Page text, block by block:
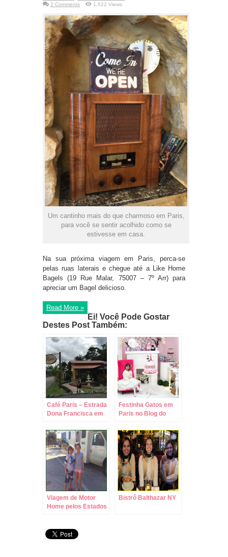
2 Comments
1,522 Views
Um cantinho mais do que charmoso em Paris,
para você se sentir acolhido como se
estivesse em casa.
Na sua próxima viagem em Paris, perca-se
pelas ruas laterais e chegue até a Like Home
Bagels (19 Rue Malar, 75007 – 7º Arr) para
apreciar um Bagel delicioso.
Read More »
Ei! Você Pode Gostar
Destes Post Também:
Café Paris – Estrada
Dona Francisca em
Festinha Gatos em
Paris no Blog do
Viagem de Motor
Home pelos Estados
Bistrô Balthazar NY